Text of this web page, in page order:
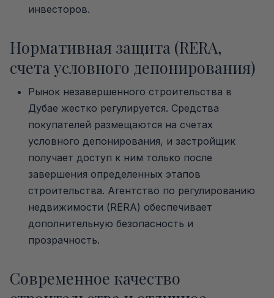
инвесторов.
Нормативная защита (RERA,
счета условного депонирования)
Рынок незавершенного строительства в
Дубае жестко регулируется. Средства
покупателей размещаются на счетах
условного депонирования, и застройщик
получает доступ к ним только после
завершения определенных этапов
строительства. Агентство по регулированию
недвижимости (RERA) обеспечивает
дополнительную безопасность и
прозрачность.
Современное качество